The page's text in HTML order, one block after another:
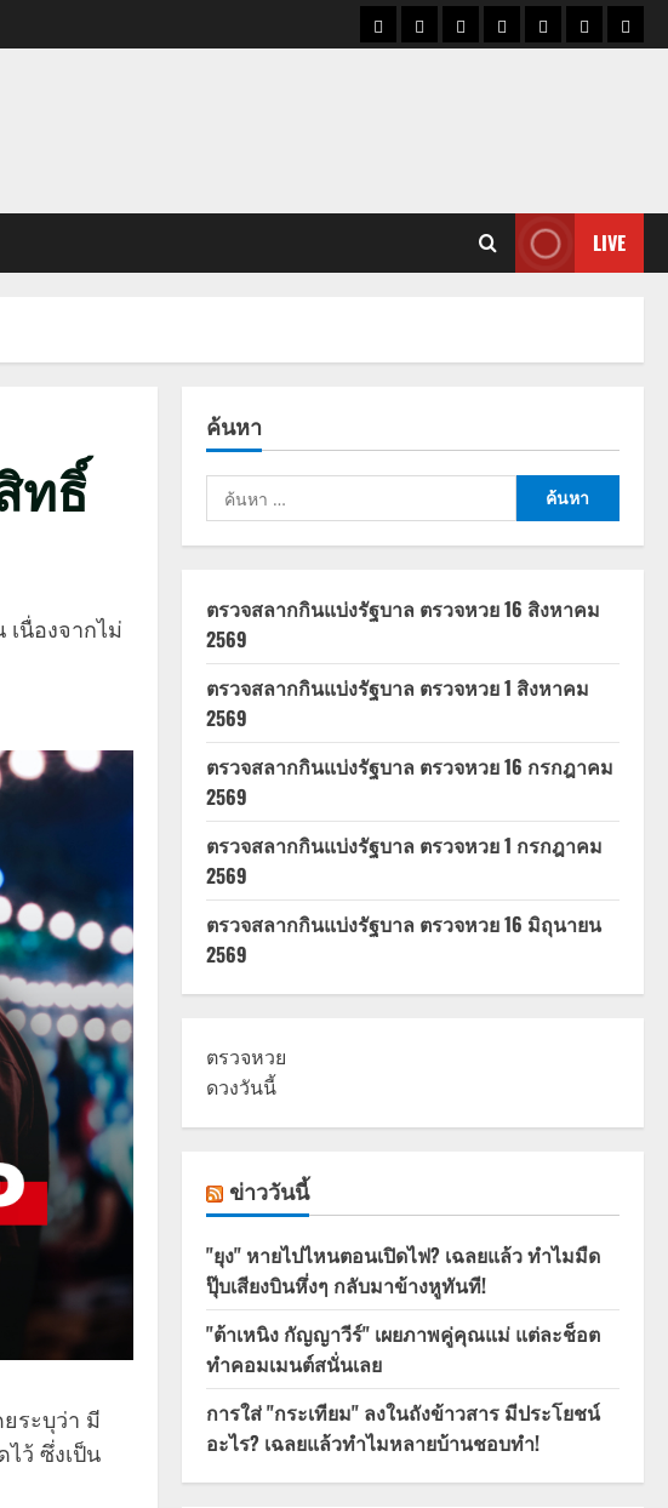
ราคาแนว
ข่าว
ข่าว
ดูด
ที่
ผู้ชา
LIVE
ทธิ์
นื่องจากไม่
ระบุว่า มี
ว้ ซึ่งเป็น
ค้นหา
ค้นหา
สำหรับ:
ตรวจสลากกินแบ่งรัฐบาล ตรวจหวย 16 สิงหาคม
2569
ตรวจสลากกินแบ่งรัฐบาล ตรวจหวย 1 สิงหาคม
2569
ตรวจสลากกินแบ่งรัฐบาล ตรวจหวย 16 กรกฎาคม
2569
ตรวจสลากกินแบ่งรัฐบาล ตรวจหวย 1 กรกฎาคม
2569
ตรวจสลากกินแบ่งรัฐบาล ตรวจหวย 16 มิถุนายน
2569
ตรวจหวย
ดวงวันนี้
ข่าววันนี้
"ยุง" หายไปไหนตอนเปิดไฟ? เฉลยแล้ว ทำไมมืด
ปุ๊บเสียงบินหึ่งๆ กลับมาข้างหูทันที!
"ต้าเหนิง กัญญาวีร์" เผยภาพคู่คุณแม่ แต่ละช็อต
ทำคอมเมนต์สนั่นเลย
การใส่ "กระเทียม" ลงในถังข้าวสาร มีประโยชน์
อะไร? เฉลยแล้วทำไมหลายบ้านชอบทำ!